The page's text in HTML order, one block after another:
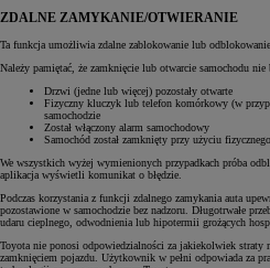
ZDALNE ZAMYKANIE/OTWIERANIE
Ta funkcja umożliwia zdalne zablokowanie lub
Należy pamiętać, że zamknięcie lub otwarcie samochodu
Drzwi (jedne lub więcej) pozostały otwarte
Fizyczny kluczyk lub telefon komórkowy (w
samochodzie
Został włączony alarm samochodowy
Samochód został zamknięty przy użyciu
We wszystkich wyżej wymienionych przypadkach próba
aplikacja wyświetli komunikat o błędzie.
Podczas korzystania z funkcji zdalnego zamykania auta
pozostawione w samochodzie bez nadzoru. Długotrwałe
udaru cieplnego, odwodnienia lub hipotermii grożących
Toyota nie ponosi odpowiedzialności za jakiekolwiek straty
zamknięciem pojazdu. Użytkownik w pełni odpowiada za